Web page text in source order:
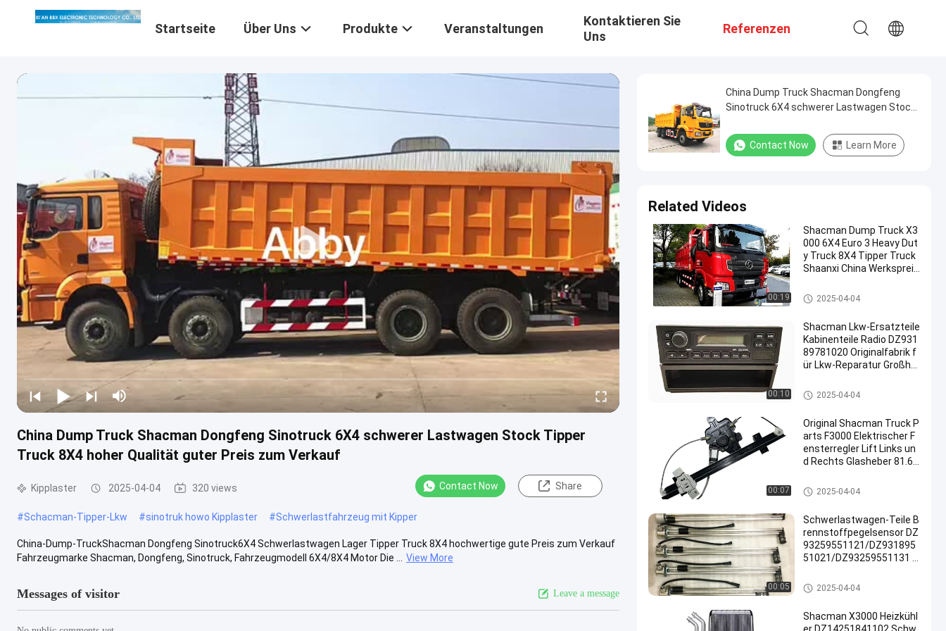
Startseite Über Uns Produkte Veranstaltungen
Kontaktieren Sie
Uns
Referenzen
China Dump Truck Shacman Dongfeng Sinotruck 6X4 schwerer Lastwagen Stock Tipper
Truck 8X4 hoher Qualität guter Preis zum Verkauf
Kipplaster 2025-04-04 320 views Contact Now Share
#Schacman-Tipper-Lkw #sinotruk howo Kipplaster #Schwerlastfahrzeug mit Kipper
China-Dump-TruckShacman Dongfeng Sinotruck6X4 Schwerlastwagen Lager Tipper Truck 8X4 hochwertige gute Preis zum Verkauf
Fahrzeugmarke Shacman, Dongfeng, Sinotruck, Fahrzeugmodell 6X4/8X4 Motor Die ...
View More
Messages of visitor Leave a message
China Dump Truck Shacman Dongfeng
Sinotruck 6X4 schwerer Lastwagen Stock
Preis zum Verkauf
Contact Now Learn More
Related Videos
00:19
Shacman Dump Truck X3
000 6X4 Euro 3 Heavy Dut
y Truck 8X4 Tipper Truck
Shaanxi China Werkspreis
Kipplaster
2025-04-04
00:10
Shacman Lkw-Ersatzteile
Kabinenteile Radio DZ931
89781020 Originalfabrik f
ür Lkw-Reparatur Großha
Shacman-LKW-Ersatzteile
2025-04-04
00:07
Original Shacman Truck P
arts F3000 Elektrischer F
ensterregler Lift Links un
d Rechts Glasheber 81.62
Shacman-LKW-Ersatzteile
2025-04-04
00:05
Schwerlastwagen-Teile B
rennstoffpegelsensor DZ
93259551121/DZ931895
51021/DZ93259551131 f
acman-Lkw
Shacman-LKW-Ersatzteile
2025-04-04
Shacman X3000 Heizkühl